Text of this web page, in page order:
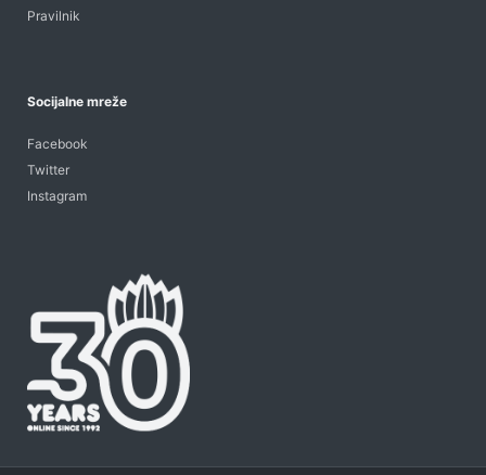
Pravilnik
Socijalne mreže
Facebook
Twitter
Instagram